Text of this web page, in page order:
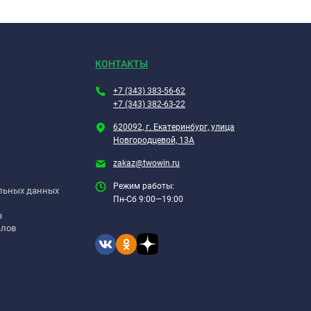
данных
КОНТАКТЫ
+7 (343) 383-56-62
+7 (343) 382-63-22
620092, г. Екатеринбург, улица
Новгородцевой, 13А
zakaz@twowin.ru
Режим работы:
Пн-Сб 9:00—19:00